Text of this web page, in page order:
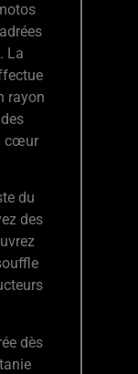
La
rayon
cœur
du
des
dès